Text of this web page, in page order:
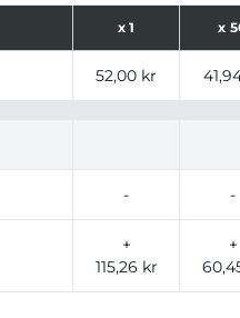
x1 x
52,00 kr
- -
+
115,26 kr
+